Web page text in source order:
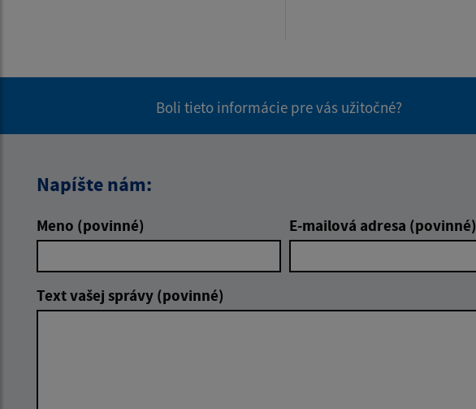
Boli tieto informácie pre vás užitočné?
Napíšte nám:
Meno (povinné) E-mailová adresa (povinné)
Text vašej správy (povinné)